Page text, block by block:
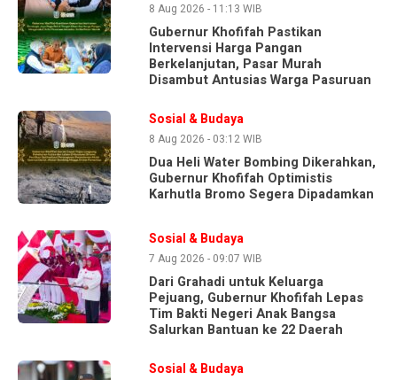
8 Aug 2026 - 11:13 WIB
Gubernur Khofifah Pastikan
Intervensi Harga Pangan
Berkelanjutan, Pasar Murah
Disambut Antusias Warga Pasuruan
Sosial & Budaya
8 Aug 2026 - 03:12 WIB
Dua Heli Water Bombing Dikerahkan,
Gubernur Khofifah Optimistis
Karhutla Bromo Segera Dipadamkan
Sosial & Budaya
7 Aug 2026 - 09:07 WIB
Dari Grahadi untuk Keluarga
Pejuang, Gubernur Khofifah Lepas
Tim Bakti Negeri Anak Bangsa
Salurkan Bantuan ke 22 Daerah
Sosial & Budaya